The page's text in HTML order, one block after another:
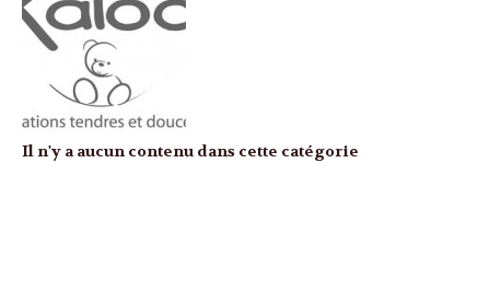
Il n'y a aucun contenu dans cette catégorie